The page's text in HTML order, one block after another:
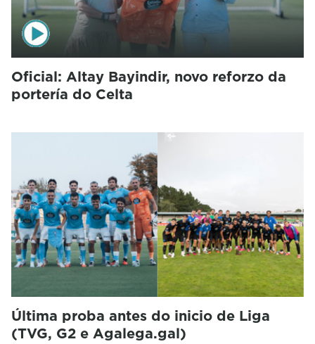
Oficial: Altay Bayindir, novo reforzo da
portería do Celta
Última proba antes do inicio de Liga
(TVG, G2 e Agalega.gal)